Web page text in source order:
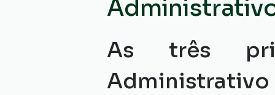
As três
Administrativo